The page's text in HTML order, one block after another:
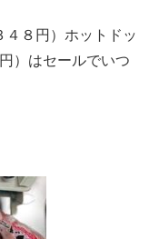
８円）ホットドッ
）はセールでいつ